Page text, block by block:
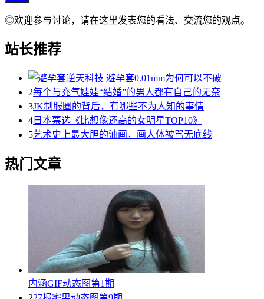
◎欢迎参与讨论，请在这里发表您的看法、交流您的观点。
站长推荐
2每个与充气娃娃“结婚”的男人都有自己的无奈
3JK制服圈的背后，有哪些不为人知的事情
4 日本票选《比想像还高的女明星TOP10》
5艺术史上最大胆的油画，画人体被骂无底线
热门文章
内涵GIF动态图第1期